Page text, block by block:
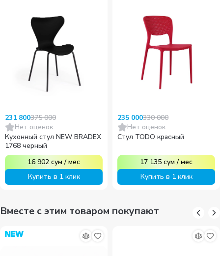
231 800375 000
Нет оценок
Кухонный стул NEW BRADEX
1768 черный
16 902 сум /мес
Купить в 1 клик
235 000330 000
Нет оценок
Стул TODO красный
17 135 сум /мес
Купить в 1 клик
Вместе с этим товаром покупают